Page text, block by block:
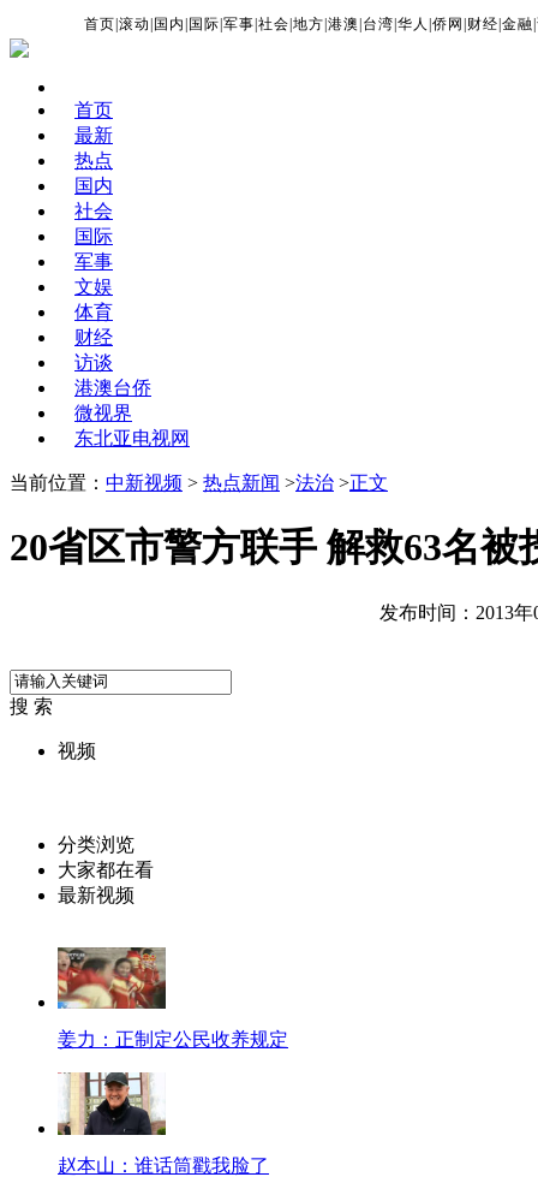
首页 |滚动 国内 国际 |军事 |社会 |地方 |港澳 台湾 |华人 |侨网 财经 |金融 |
首页
最新
热点
国内
社会
国际
军事
文娱
体育
财经
访谈
港澳台侨
微视界
东北亚电视网
当前位置： 中新视频 > 热点新闻 >法治 >正文
20省区市警方联手 解救63名被
发布时间：2013年
搜 索
视频
分类浏览
大家都在看
最新视频
姜力：正制定公民收养规定
赵本山：谁话筒戳我脸了